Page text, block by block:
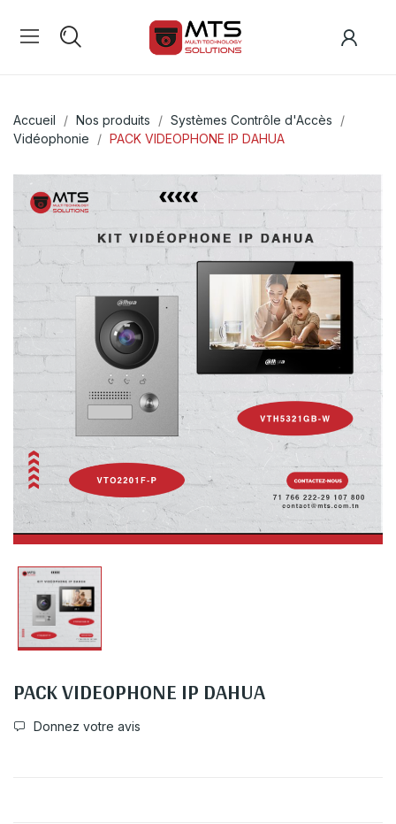
Accueil Nos produits
Systèmes Contrôle d'Accès
Vidéophonie
PACK VIDEOPHONE IP DAHUA
PACK VIDEOPHONE IP DAHUA
Donnez votre avis